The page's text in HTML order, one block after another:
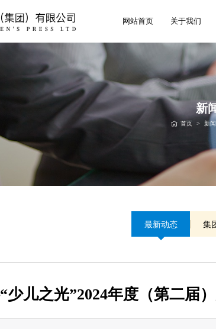
网站首页 关于我们
新
首页 > 新
最新动态 集
少儿之光”2024年度（第二届